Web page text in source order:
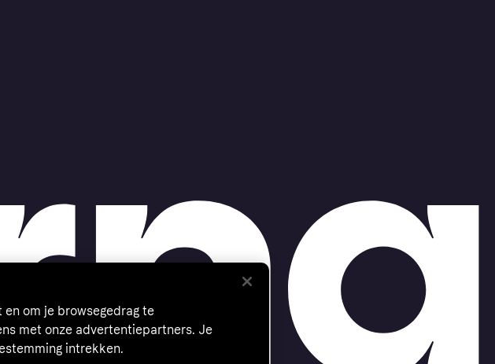
om je browsegedrag te
met onze advertentiepartners. Je
intrekken.